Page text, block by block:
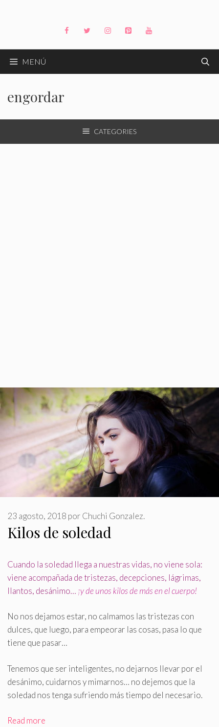
MENÚ
engordar
CATEGORIES
Kilos de soledad
23 agosto, 2018 por Chuchi Gonzalez.
Cuando la soledad llega a nuestras vidas, no viene sola:
viene acompañada de tristezas, decepciones, lágrimas,
llantos, desánimo… ¡y de unos kilos de más en el cuerpo!
No nos dejamos estar, no calmamos las tristezas con
dulces, que luego, para empeorar las cosas, pasa lo que
tiene que pasar…
Tenemos que ser inteligentes, no dejarnos llevar por el
desánimo, cuidarnos y mimarnos… no dejemos que la
soledad nos tenga sufriendo más tiempo del necesario.
Read more